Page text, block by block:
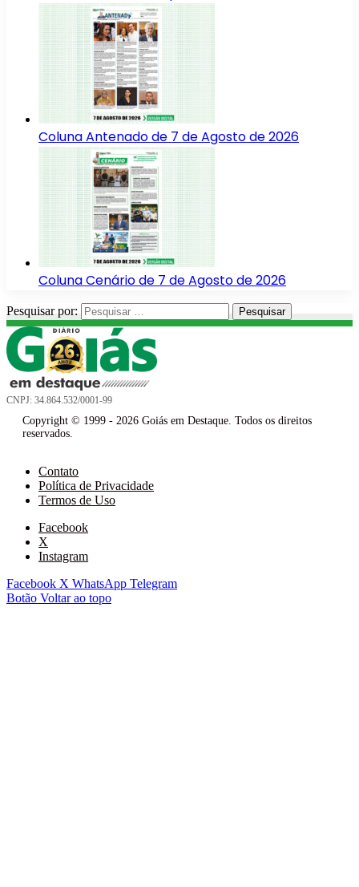
Coluna Antenado de 7 de Agosto de 2026
Coluna Cenário de 7 de Agosto de 2026
Pesquisar por:
CNPJ: 34.864.532/0001-99
Copyright © 1999 - 2026 Goiás em Destaque. Todos os direitos
reservados.
Contato
Política de Privacidade
Termos de Uso
Facebook
X
Instagram
Facebook X WhatsApp Telegram
Botão Voltar ao topo